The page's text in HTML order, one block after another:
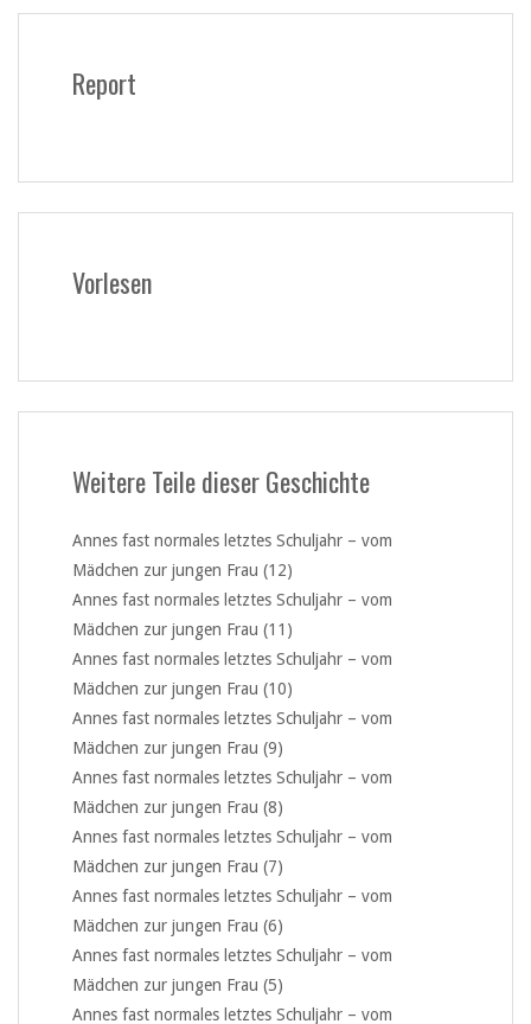
Report
Vorlesen
Weitere Teile dieser Geschichte
Annes fast normales letztes Schuljahr – vom
Mädchen zur jungen Frau (12)
Annes fast normales letztes Schuljahr – vom
Mädchen zur jungen Frau (11)
Annes fast normales letztes Schuljahr – vom
Mädchen zur jungen Frau (10)
Annes fast normales letztes Schuljahr – vom
Mädchen zur jungen Frau (9)
Annes fast normales letztes Schuljahr – vom
Mädchen zur jungen Frau (8)
Annes fast normales letztes Schuljahr – vom
Mädchen zur jungen Frau (7)
Annes fast normales letztes Schuljahr – vom
Mädchen zur jungen Frau (6)
Annes fast normales letztes Schuljahr – vom
Mädchen zur jungen Frau (5)
Annes fast normales letztes Schuljahr – vom